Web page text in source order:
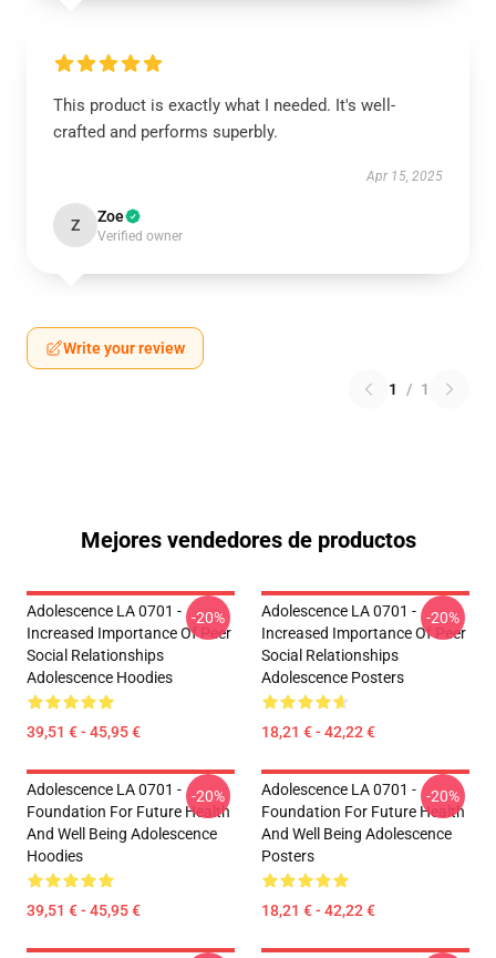
This product is exactly what I needed. It's well-
crafted and performs superbly.
Apr 15, 2025
Z Zoe
Verified owner
Write your review
1 / 1
Mejores vendedores de productos
Adolescence LA 0701 -
Increased Importance Of Peer
Social Relationships
Adolescence Hoodies
39,51 € - 45,95 €
-20%
Adolescence LA 0701 -
Increased Importance Of Peer
Social Relationships
Adolescence Posters
18,21 € - 42,22 €
-20%
Adolescence LA 0701 -
Foundation For Future Health
And Well Being Adolescence
Hoodies
39,51 € - 45,95 €
-20%
Adolescence LA 0701 -
Foundation For Future Health
And Well Being Adolescence
Posters
18,21 € - 42,22 €
-20%